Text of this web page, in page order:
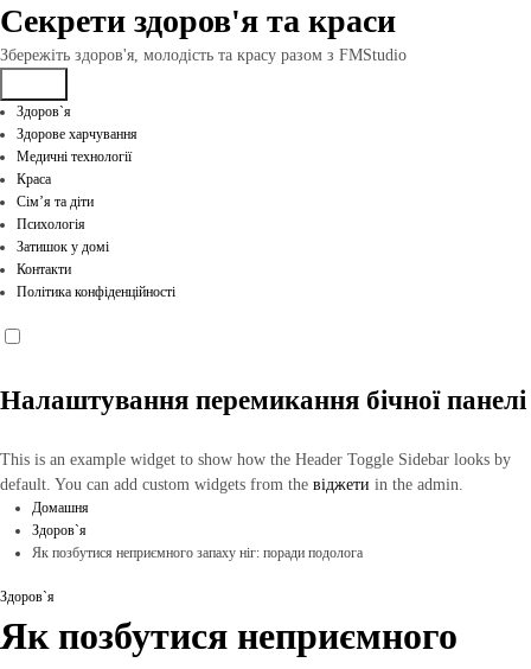
Перейти
до
вмісту
Секрети здоров'я та краси
Збережіть здоров'я, молодість та красу разом з FMStudio
Здоров`я
Здорове харчування
Медичні технології
Краса
Сім’я та діти
Психологія
Затишок у домі
Контакти
Політика конфіденційності
Налаштування перемикання бічної панелі
This is an example widget to show how the Header Toggle Sidebar looks by
default. You can add custom widgets from the віджети in the admin.
Домашня
Здоров`я
Як позбутися неприємного запаху ніг: поради подолога
Здоров`я
Як позбутися неприємного